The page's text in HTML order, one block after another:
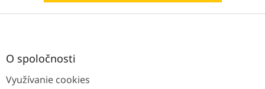
Z
O spoločnosti
Využívanie cookies